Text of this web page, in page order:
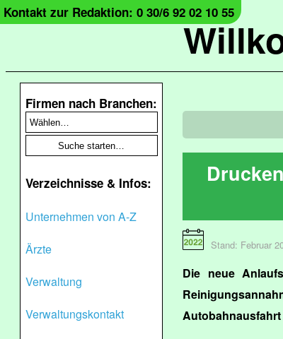
Kontakt zur Redaktion: 0 30/6 92 02 10 55
Firmen nach Branchen:
Verzeichnisse & Infos:
Unternehmen von A-Z
Ärzte
Verwaltung
Verwaltungskontakt
Stand: Februar
Die neue